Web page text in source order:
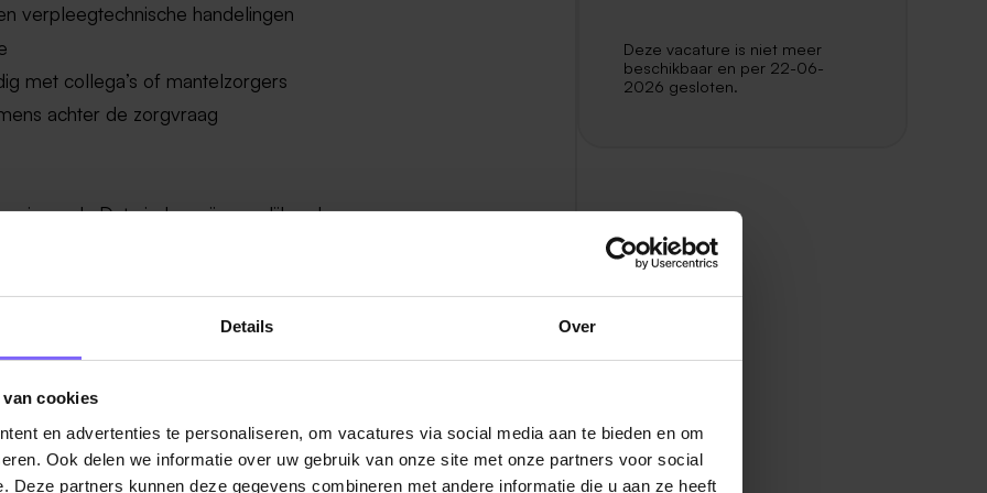
Details Over
cookies
en advertenties te personaliseren, om vacatures via social media aan te bieden en om
Ook delen we informatie over uw gebruik van onze site met onze partners voor social
Deze partners kunnen deze gegevens combineren met andere informatie die u aan ze heeft
verpleegtechnische handelingen
met collega’s of mantelzorgers
achter de zorgvraag
je werk. Dat vinden wij namelijk ook.
4)
te nemen
Deze vacature is niet meer
beschikbaar en per 22-06-
2026 gesloten.